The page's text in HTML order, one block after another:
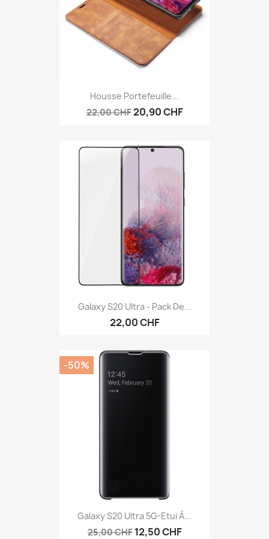
Housse Portefeuille...
22,00 CHF20,90 CHF
Galaxy S20 Ultra - Pack De...
22,00 CHF
Galaxy S20 Ultra 5G-Etui À...
25,00 CHF 12,50 CHF
-50%